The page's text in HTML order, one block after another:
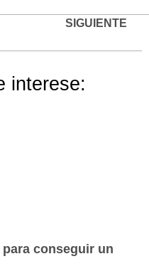
SIGUIENTE
interese:
conseguir un